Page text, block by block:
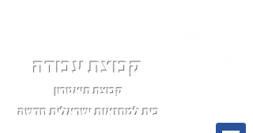
קבוצת עבודה
קבוצת תיאטרון
בית למחזאות ישראלית חדשה